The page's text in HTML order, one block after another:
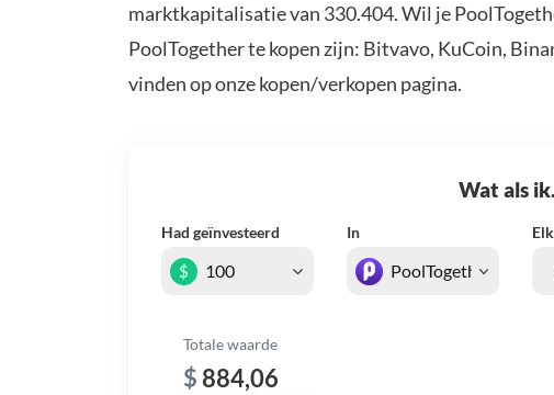
marktkapitalisatie van 330.404. Wil je
PoolTogether te kopen zijn: Bitvavo, KuCoin,
vinden op onze kopen/verkopen pagina.
Wat als
Had geïnvesteerd In
$
Totale waarde
$ 884,06